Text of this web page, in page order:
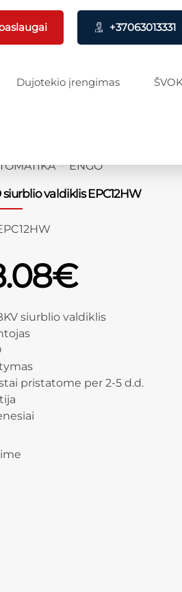
+37063013331
Dujotekio įrengimas
ENGO
siurblio valdiklis EPC12HW
€
siurblio valdiklis
pristatome per 2-5 d.d.